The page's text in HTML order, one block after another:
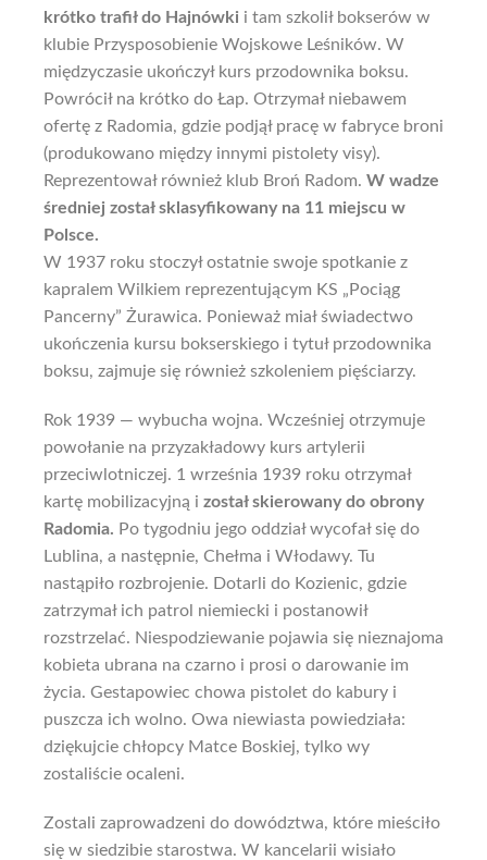
krótko trafił do Hajnówki i tam szkolił bokserów w
klubie Przysposobienie Wojskowe Leśników. W
międzyczasie ukończył kurs przodownika boksu.
Powrócił na krótko do Łap. Otrzymał niebawem
ofertę z Radomia, gdzie podjął pracę w fabryce broni
(produkowano między innymi pistolety visy).
Reprezentował również klub Broń Radom. W wadze
średniej został sklasyfikowany na 11 miejscu w
Polsce.
W 1937 roku stoczył ostatnie swoje spotkanie z
kapralem Wilkiem reprezentującym KS „Pociąg
Pancerny” Żurawica. Ponieważ miał świadectwo
ukończenia kursu bokserskiego i tytuł przodownika
boksu, zajmuje się również szkoleniem pięściarzy.
Rok 1939 — wybucha wojna. Wcześniej otrzymuje
powołanie na przyzakładowy kurs artylerii
przeciwlotniczej. 1 września 1939 roku otrzymał
kartę mobilizacyjną i został skierowany do obrony
Radomia. Po tygodniu jego oddział wycofał się do
Lublina, a następnie, Chełma i Włodawy. Tu
nastąpiło rozbrojenie. Dotarli do Kozienic, gdzie
zatrzymał ich patrol niemiecki i postanowił
rozstrzelać. Niespodziewanie pojawia się nieznajoma
kobieta ubrana na czarno i prosi o darowanie im
życia. Gestapowiec chowa pistolet do kabury i
puszcza ich wolno. Owa niewiasta powiedziała:
dziękujcie chłopcy Matce Boskiej, tylko wy
zostaliście ocaleni.
Zostali zaprowadzeni do dowództwa, które mieściło
się w siedzibie starostwa. W kancelarii wisiało